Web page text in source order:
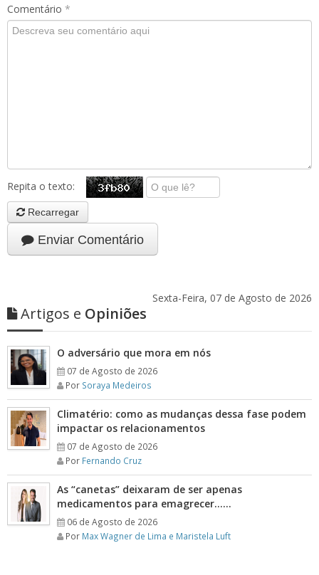
Comentário *
Repita o texto:
Recarregar
Enviar Comentário
Sexta-Feira, 07 de Agosto de 2026
Artigos e Opiniões
O adversário que mora em nós
07 de Agosto de 2026
Por Soraya Medeiros
Climatério: como as mudanças dessa fase podem
impactar os relacionamentos
07 de Agosto de 2026
Por Fernando Cruz
As “canetas” deixaram de ser apenas
medicamentos para emagrecer……
06 de Agosto de 2026
Por Max Wagner de Lima e Maristela Luft